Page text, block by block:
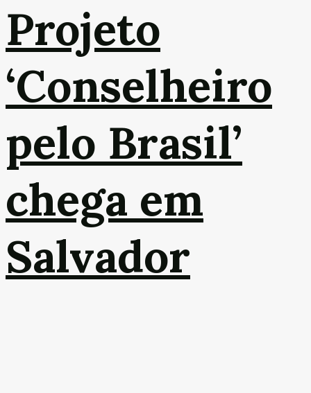
Projeto
‘Conselheiro
pelo Brasil’
chega em
Salvador